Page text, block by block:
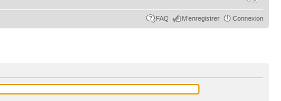
FAQ M’enregistrer Connexion